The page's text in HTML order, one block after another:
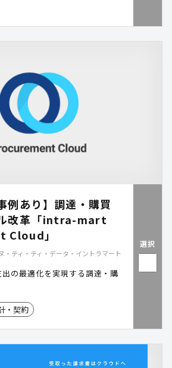
例あり】調達・購買
改革「intra-mart
Cloud」
・ティ・ティ・データ・イントラマート
の最適化を実現する調達・購
・契約
選択